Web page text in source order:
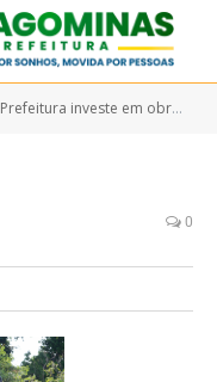
Prefeitura investe em obra às margens do Rio Paragominas
0